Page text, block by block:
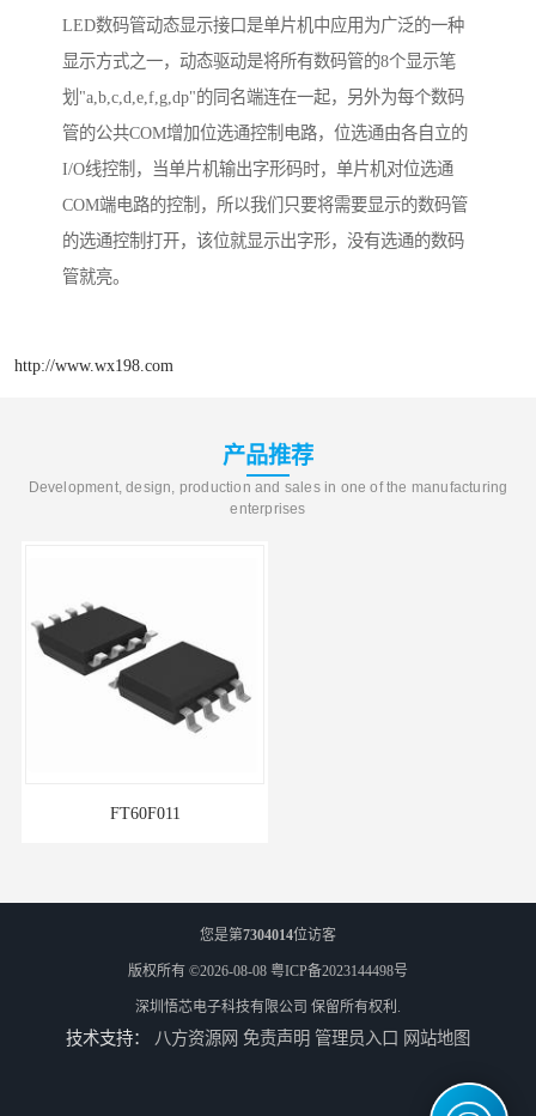
LED数码管动态显示接口是单片机中应用为广泛的一种
显示方式之一，动态驱动是将所有数码管的8个显示笔
划"a,b,c,d,e,f,g,dp"的同名端连在一起，另外为每个数码
管的公共COM增加位选通控制电路，位选通由各自立的
I/O线控制，当单片机输出字形码时，单片机对位选通
COM端电路的控制，所以我们只要将需要显示的数码管
的选通控制打开，该位就显示出字形，没有选通的数码
管就亮。
http://www.wx198.com
产品推荐
Development, design, production and sales in one of the manufacturing
enterprises
FT60F011
您是第7304014位访客
版权所有 ©2026-08-08 粤ICP备2023144498号
深圳悟芯电子科技有限公司 保留所有权利.
技术支持： 八方资源网 免责声明 管理员入口 网站地图